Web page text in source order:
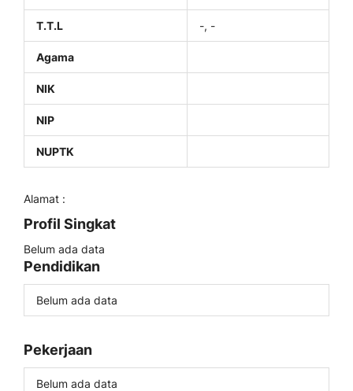
T.T.L -, -
Agama
NIK
NIP
NUPTK
Alamat :
Profil Singkat
Belum ada data
Pendidikan
Belum ada data
Pekerjaan
Belum ada data